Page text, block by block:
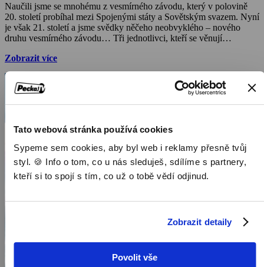
Tato webová stránka používá cookies
Sypeme sem cookies, aby byl web i reklamy přesně tvůj
styl. 🍪 Info o tom, co u nás sleduješ, sdílíme s partnery,
kteří si to spojí s tím, co už o tobě vědí odjinud.
Zobrazit detaily
Povolit vše
Naučili jsme se mnohému z vesmírného závodu, který v polovině
20. století probíhal mezi Spojenými státy a Sovětským svazem. Nyní
je však 21. století a jsme svědky něčeho neobvyklého – nového
druhu vesmírného závodu… Tři jednotlivci, kteří se věnují
vesmíru, s jejich zdánlivě divokými cíli kolonizovat Mars, proměnit
lidstvo v „multiplanetární druh“ a udělat z vesmírné turistiky novou
atrakci. Tři z nejvlivnějších podnikatelů 21. století: Jeff Bezos,
Richard Branson a Elon Musk, mají poslání dostat se do vesmíru.
Zobrazit více